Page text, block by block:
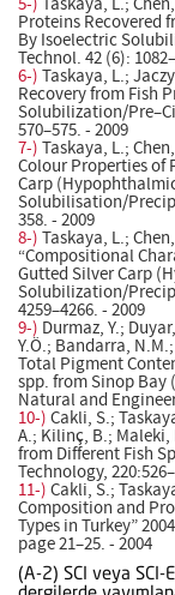
5-) Taskaya, L.;
Proteins Recovered
By Isoelectric
Technol. 42 (6):
6-) Taskaya, L.;
Recovery from Fish
Solubilization/
570–575. - 2009
7-) Taskaya, L.;
Colour Properties of
Carp
Solubilisation/
358. - 2009
8-) Taskaya, L.;
“Compositional
Gutted Silver Carp
Solubilization/
4259–4266. - 2009
9-) Durmaz, Y.;
Y.Ö.; Bandarra,
Total Pigment
spp. from Sinop Bay
Natural and
10-) Cakli, S.;
A.; Kilinç, B.;
from Different Fish
Technology,
11-) Cakli, S.;
Composition and
Types in Turkey”
page 21–25. - 2004
(A-2) SCI veya SCI-